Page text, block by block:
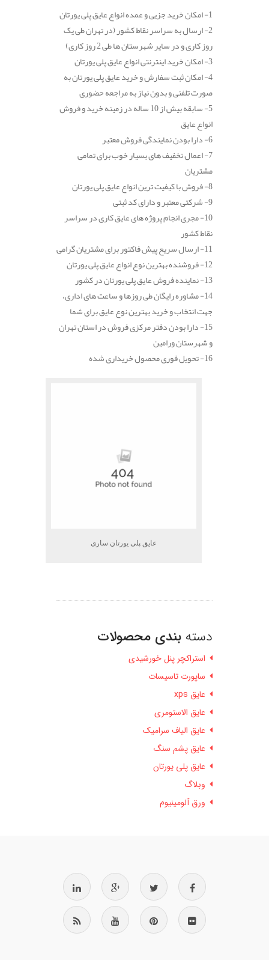
1- امکان خرید جزیی و عمده انواع عایق پلی یورتان
2- ارسال به سراسر نقاط کشور (در تهران طی یک
روز کاری و در سایر شهرستان ها طی 2 روز کاری)
3- امکان خرید اینترنتی انواع عایق پلی یورتان
4- امکان ثبت سفارش و خرید عایق پلی یورتان به
صورت تلفنی و بدون نیاز به مراجعه حضوری
5- سابقه بیش از 10 ساله در زمینه خرید و فروش
انواع عایق
6- دارا بودن نمایندگی فروش معتبر
7- اعمال تخفیف های بسیار خوب برای تمامی
مشتریان
8- فروش با کیفیت ترین انواع عایق پلی یورتان
9- شرکتی معتبر و دارای کد ثبتی
10- مجری انجام پروژه های عایق کاری در سراسر
نقاط کشور
11- ارسال سریع پیش فاکتور برای مشتریان گرامی
12- فروشنده بهترین نوع انواع عایق پلی یورتان
13- نماینده فروش عایق پلی یورتان در کشور
14- مشاوره رایگان طی روزها و ساعت های اداری،
جهت انتخاب و خرید بهترین نوع عایق برای شما
15- دارا بودن دفتر مرکزی فروش در استان تهران
و شهرستان ورامین
16- تحویل فوری محصول خریداری شده
عایق پلی یورتان ساری
دسته بندی محصولات
استراکچر پنل خورشیدی
ساپورت تاسیسات
عایق xps
عایق الاستومری
عایق الیاف سرامیک
عایق پشم سنگ
عایق پلی یورتان
وبلاگ
ورق آلومینیوم